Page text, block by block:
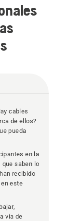
cables
de ellos?
pueda
en la
saben lo
recibido
este
vía de